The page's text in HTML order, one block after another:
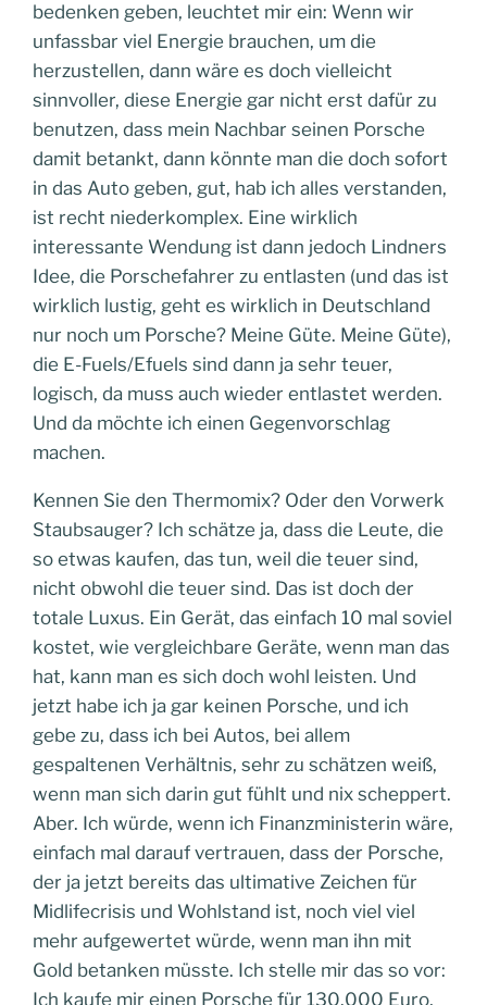
bedenken geben, leuchtet mir ein: Wenn wir
unfassbar viel Energie brauchen, um die
herzustellen, dann wäre es doch vielleicht
sinnvoller, diese Energie gar nicht erst dafür zu
benutzen, dass mein Nachbar seinen Porsche
damit betankt, dann könnte man die doch sofort
in das Auto geben, gut, hab ich alles verstanden,
ist recht niederkomplex. Eine wirklich
interessante Wendung ist dann jedoch Lindners
Idee, die Porschefahrer zu entlasten (und das ist
wirklich lustig, geht es wirklich in Deutschland
nur noch um Porsche? Meine Güte. Meine Güte),
die E-Fuels/Efuels sind dann ja sehr teuer,
logisch, da muss auch wieder entlastet werden.
Und da möchte ich einen Gegenvorschlag
machen.
Kennen Sie den Thermomix? Oder den Vorwerk
Staubsauger? Ich schätze ja, dass die Leute, die
so etwas kaufen, das tun, weil die teuer sind,
nicht obwohl die teuer sind. Das ist doch der
totale Luxus. Ein Gerät, das einfach 10 mal soviel
kostet, wie vergleichbare Geräte, wenn man das
hat, kann man es sich doch wohl leisten. Und
jetzt habe ich ja gar keinen Porsche, und ich
gebe zu, dass ich bei Autos, bei allem
gespaltenen Verhältnis, sehr zu schätzen weiß,
wenn man sich darin gut fühlt und nix scheppert.
Aber. Ich würde, wenn ich Finanzministerin wäre,
einfach mal darauf vertrauen, dass der Porsche,
der ja jetzt bereits das ultimative Zeichen für
Midlifecrisis und Wohlstand ist, noch viel viel
mehr aufgewertet würde, wenn man ihn mit
Gold betanken müsste. Ich stelle mir das so vor:
Ich kaufe mir einen Porsche für 130.000 Euro,